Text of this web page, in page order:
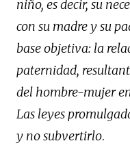
niño, es decir, su
con su madre y su
base objetiva: la
paternidad,
del hombre-mujer
Las leyes
y no subvertirlo.